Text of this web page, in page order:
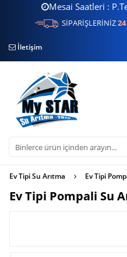
Mesai Saatleri :
SİPARİŞLERİNİZ
İletişim
Ev Tipi Su Arıtma Ev Tipi
Ev Tipi Pompali Su